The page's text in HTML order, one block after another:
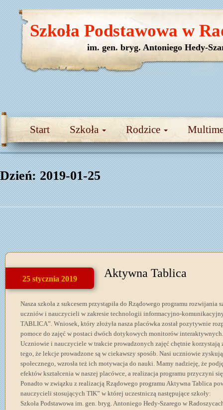
Start Szkoła Rodzice
Szkoła Podstawowa w
im. gen. bryg. Antoniego Hedy-
Dzień:2019-01-25
25 stycznia 2019 Aktywna Tablica
Nasza szkoła z sukcesem przystąpiła do Rządowego programu
uczniów i nauczycieli w zakresie technologii informacyjno-
TABLICA”. Wniosek, który złożyła nasza placówka został pozytywnie
pomoce do zajęć w postaci dwóch dotykowych monitorów interaktywnych.
Uczniowie i nauczyciele w trakcie prowadzonych zajęć chętnie
tego, że lekcje prowadzone są w ciekawszy sposób. Nasi uczniowie
społecznego, wzrosła też ich motywacja do nauki. Mamy nadzieję, że
efektów kształcenia w naszej placówce, a realizacja programu przyczyni
Ponadto w związku z realizacją Rządowego programu Aktywna Tablica
nauczycieli stosujących TIK” w której uczestniczą następujące szkoły:
Szkoła Podstawowa im. gen. bryg. Antoniego Hedy-Szarego w